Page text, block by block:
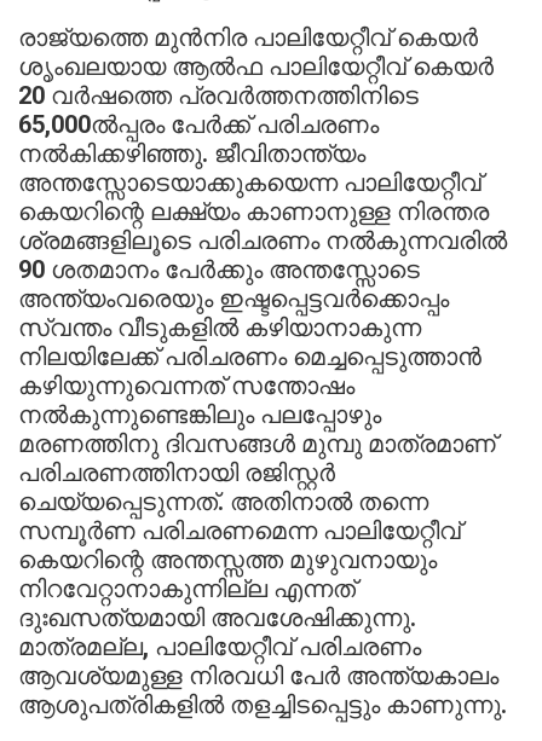
രാജ്യത്തെ മുന്‍നിര പാലിയേറ്റീവ് കെയര്‍
ശൃംഖലയായ ആല്‍ഫ പാലിയേറ്റീവ് കെയര്‍
20 വര്‍ഷത്തെ പ്രവര്‍ത്തനത്തിനിടെ
65,000ല്‍പ്പരം പേര്‍ക്ക് പരിചരണം
നല്‍കിക്കഴിഞ്ഞു. ജീവിതാന്ത്യം
അന്തസ്സോടെയാക്കുകയെന്ന പാലിയേറ്റീവ്
കെയറിന്റെ ലക്ഷ്യം കാണാനുള്ള നിരന്തര
ശ്രമങ്ങളിലൂടെ പരിചരണം നല്‍കുന്നവരില്‍
90 ശതമാനം പേര്‍ക്കും അന്തസ്സോടെ
അന്ത്യംവരെയും ഇഷ്ടപ്പെട്ടവര്‍ക്കൊപ്പം
സ്വന്തം വീടുകളില്‍ കഴിയാനാകുന്ന
നിലയിലേക്ക് പരിചരണം മെച്ചപ്പെടുത്താന്‍
കഴിയുന്നുവെന്നത് സന്തോഷം
നല്‍കുന്നുണ്ടെങ്കിലും പലപ്പോഴും
മരണത്തിനു ദിവസങ്ങള്‍ മുമ്പു മാത്രമാണ്
പരിചരണത്തിനായി രജിസ്റ്റര്‍
ചെയ്യപ്പെടുന്നത്. അതിനാല്‍ തന്നെ
സമ്പൂര്‍ണ പരിചരണമെന്ന പാലിയേറ്റീവ്
കെയറിന്റെ അന്തസ്സത്ത മുഴുവനായും
നിറവേറ്റാനാകുന്നില്ല എന്നത്
ദുഃഖസത്യമായി അവശേഷിക്കുന്നു.
മാത്രമല്ല, പാലിയേറ്റീവ് പരിചരണം
ആവശ്യമുള്ള നിരവധി പേര്‍ അന്ത്യകാലം
ആശുപത്രികളില്‍ തളച്ചിടപ്പെട്ടും കാണുന്നു.